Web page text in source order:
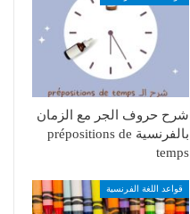
شرح حروف الجر مع الزمان
بالفرنسية prépositions de
temps
قواعد اللغة الفرنسية